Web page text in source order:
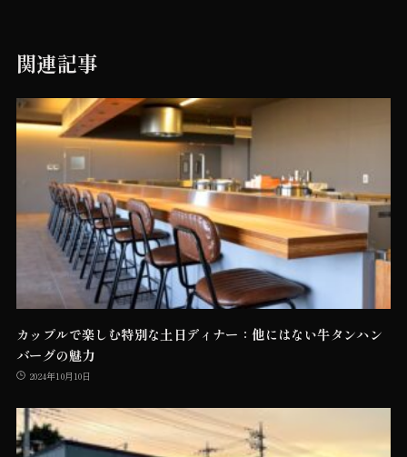
関連記事
カップルで楽しむ特別な土日ディナー：他にはない牛タンハン
バーグの魅力
2024年10月10日